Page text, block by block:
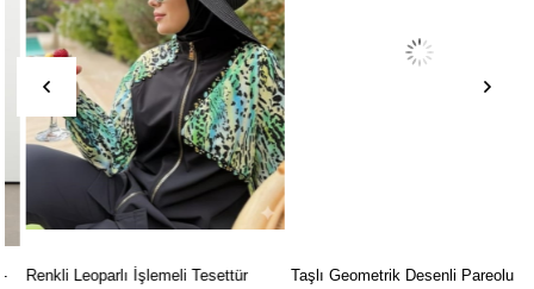
Renkli Leoparlı İşlemeli Tesettür
Taşlı Geometrik Desenli Pareolu